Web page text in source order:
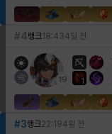
#4랭크18:434일 전
19 1
#3랭크22:194일 전